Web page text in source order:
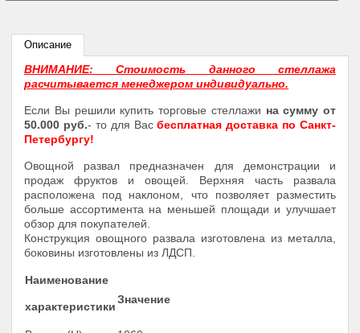
Описание
ВНИМАНИЕ: Стоимость данного стеллажа
расчитывается менеджером индивидуально.
Если Вы решили купить торговые стеллажи на сумму от
50.000 руб.- то для Васбесплатная доставка по Санкт-
Петербургу!
Овощной развал предназначен для демонстрации и
продаж фруктов и овощей. Верхняя часть развала
расположена под наклоном, что позволяет разместить
больше ассортимента на меньшей площади и улучшает
обзор для покупателей.
Конструкция овощного развала изготовлена из металла,
боковины изготовлены из ЛДСП.
Наименование
характеристики
Значение